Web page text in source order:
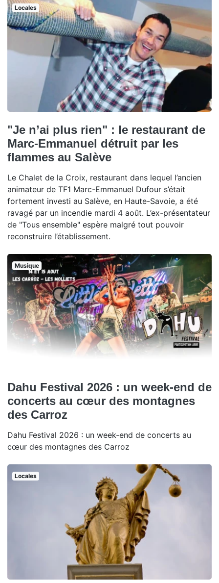
Locales
"Je n’ai plus rien" : le restaurant de
Marc-Emmanuel détruit par les
flammes au Salève
Le Chalet de la Croix, restaurant dans lequel l’ancien
animateur de TF1 Marc-Emmanuel Dufour s’était
fortement investi au Salève, en Haute-Savoie, a été
ravagé par un incendie mardi 4 août. L’ex-présentateur
de "Tous ensemble" espère malgré tout pouvoir
reconstruire l’établissement.
Musique
Dahu Festival 2026 : un week-end de
concerts au cœur des montagnes
des Carroz
Dahu Festival 2026 : un week-end de concerts au
cœur des montagnes des Carroz
Locales